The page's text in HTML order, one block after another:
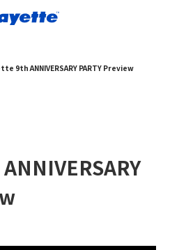
9th ANNIVERSARY PARTY Preview